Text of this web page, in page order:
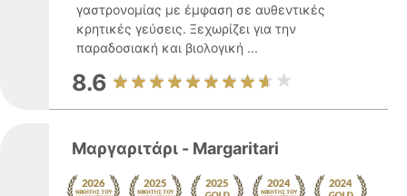
γαστρονομίας με έμφαση σε αυθεντικές
κρητικές γεύσεις. Ξεχωρίζει για την
παραδοσιακή και βιολογική ...
8.6
Μαργαριτάρι - Margaritari